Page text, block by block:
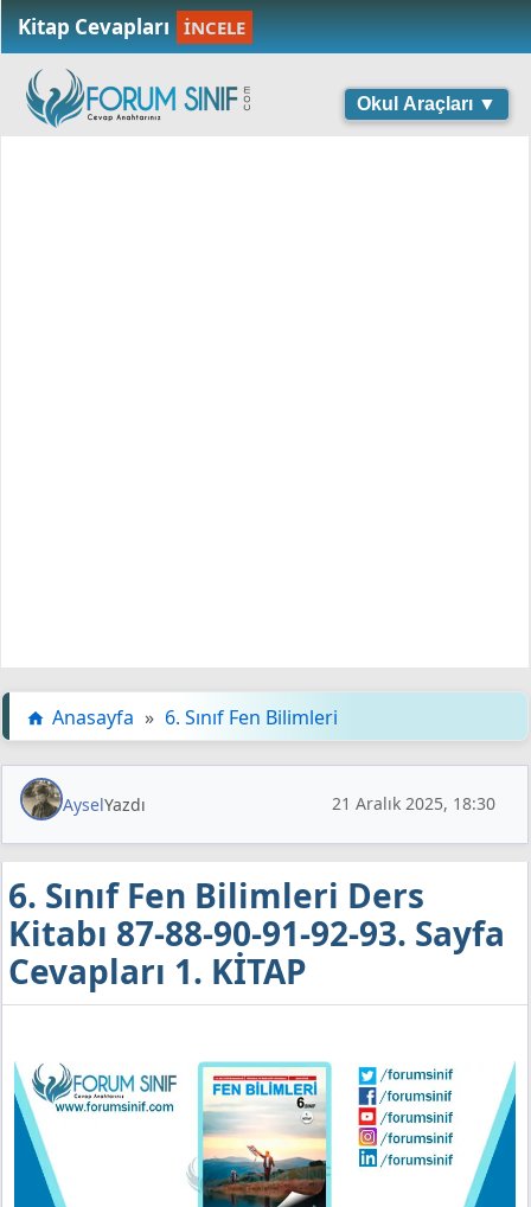
Kitap Cevapları İNCELE
Okul Araçları ▼
Anasayfa » 6. Sınıf Fen Bilimleri
AyselYazdı 21 Aralık 2025, 18:30
6. Sınıf Fen Bilimleri Ders
Kitabı 87-88-90-91-92-93. Sayfa
Cevapları 1. KİTAP